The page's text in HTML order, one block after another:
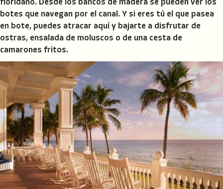
floridano. Desde los bancos de madera se pueden ver los
botes que navegan por el canal. Y si eres tú el que pasea
en bote, puedes atracar aquí y bajarte a disfrutar de
ostras, ensalada de moluscos o de una cesta de
camarones fritos.